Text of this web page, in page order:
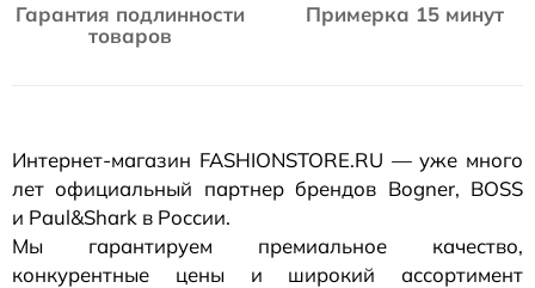
Гарантия подлинности
товаров
Примерка 15 минут
Интернет-магазин FASHIONSTORE.RU — уже много
лет официальный партнер брендов Bogner, BOSS
и Paul&Shark в России.
Мы гарантируем премиальное качество,
конкурентные цены и широкий ассортимент